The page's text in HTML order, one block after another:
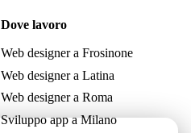
Dove lavoro
Web designer a Frosinone
Web designer a Latina
Web designer a Roma
Sviluppo app a Milano